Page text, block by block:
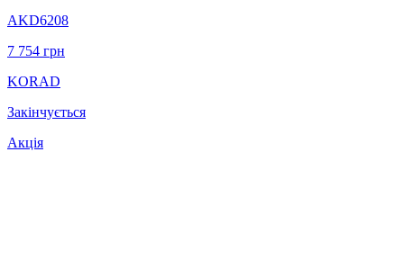
AKD6208
7 754 грн
KORAD
Закінчується
Акція